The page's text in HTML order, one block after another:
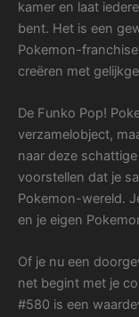
kamer en laat
bent. Het is een
Pokemon-
creëren met
De Funko Pop!
verzamelobject,
naar deze
voorstellen dat je
Pokemon-wereld.
en je eigen
Of je nu een
net begint met je
#580 is een